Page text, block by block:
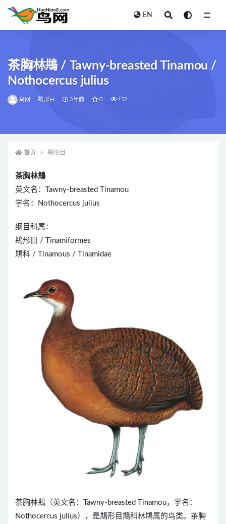
EN
茶胸林䳍 / Tawny-breasted Tinamou /
Nothocercus julius
鸟网 䳍形目 3年前 0 152
首页 䳍形目
茶胸林䳍
英文名：Tawny-breasted Tinamou
学名：Nothocercus julius
纲目科属：
䳍形目 / Tinamiformes
䳍科 / Tinamous / Tinamidae
茶胸林䳍（英文名：Tawny-breasted Tinamou，学名：
Nothocercus julius），是䳍形目䳍科林䳍属的鸟类。茶胸